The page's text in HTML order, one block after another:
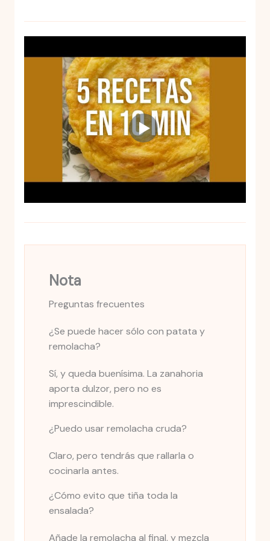
Nota
Preguntas frecuentes
¿Se puede hacer sólo con patata y
remolacha?
Sí, y queda buenísima. La zanahoria
aporta dulzor, pero no es
imprescindible.
¿Puedo usar remolacha cruda?
Claro, pero tendrás que rallarla o
cocinarla antes.
¿Cómo evito que tiña toda la
ensalada?
Añade la remolacha al final, y mezcla